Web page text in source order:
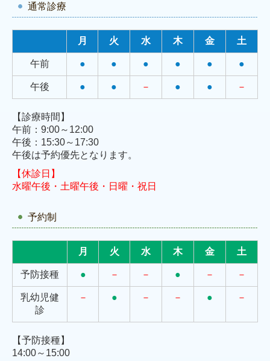
通常診療
月 火 水 木 金 土
午前 ● ● ● ● ● ●
午後 ● ● － ● ● －
【診療時間】
午前：9:00～12:00
午後：15:30～17:30
午後は予約優先となります。
【休診日】
水曜午後・土曜午後・日曜・祝日
予約制
月 火 水 木 金 土
予防接種 ● － － ● － －
乳幼児健
診
－ ● － － ● －
【予防接種】
14:00～15:00